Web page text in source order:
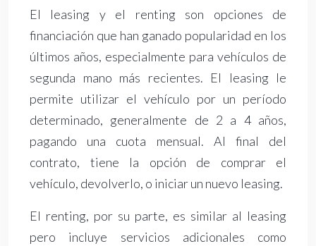
El leasing y el renting son opciones de
financiación que han ganado popularidad en los
últimos años, especialmente para vehículos de
segunda mano más recientes. El leasing le
permite utilizar el vehículo por un período
determinado, generalmente de 2 a 4 años,
pagando una cuota mensual. Al final del
contrato, tiene la opción de comprar el
vehículo, devolverlo, o iniciar un nuevo leasing.
El renting, por su parte, es similar al leasing
pero incluye servicios adicionales como